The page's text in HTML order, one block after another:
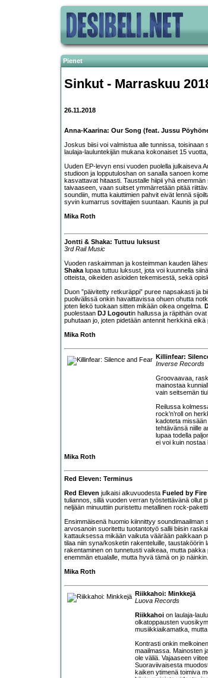
Pienet
Sinkut - Marraskuu
26.11.2018
Anna-Kaarina: Our Song (feat. Jussu
Joskus biisi voi valmistua alle tunnissa,
laulaja-lauluntekijän mukana kokonaiset 15
Uuden EP-levyn ensi vuoden puolella julkaiseva
studioon ja lopputuloshan on sanalla sanoen
kasvattavat hitaasti. Taustalle hiipii yhä
taivaaseen, vaan suitset ymmärretään pitää
soundiin, mutta kaiuttimien pahvit eivät lennä
syvin kumarrus sovittajien suuntaan. Kaunis ja
Mika Roth
Jontti & Shaka: Tuttuu luksust
3rd Rail Music
Vuoden raskaimman ja kosteimman kauden
Shaka lupaa tuttuu luksust, jota voi kuunnella
otteista, oikeiden asioiden tekemisestä, sekä
Duon ”päivitetty retkuräppi” puree napsakasti ja
puolivälissä onkin havaittavissa ohuen ohutta
joten liekö tuokaan sitten mikään oikea ongelma.
puolestaan DJ Logoutin hallussa ja räpithän
puhutaan jo, joten pidetään antennit herkkinä
Mika Roth
Killinfear:
Inverse Records
Groovaavaa,
mainostaa
vain seitsemän
Reilussa
rock’n’roll on
kadoteta
tehtävänsä niille
lupaa todella
ei voi kuin nostaa
Mika Roth
Red Eleven: Terminus
Red Eleven julkaisi alkuvuodesta Fueled by Fire
tuliannos, sillä vuoden verran työstettävänä ollut
neljään minuuttiin puristettu metallinen rock-paketti.
Ensimmäisenä huomio kiinnittyy
arvosanoin suoritettu tuotantotyö sallii biisin
kattauksessa mikään vaikuta väärään paikkaan
tilaa niin syna/kosketin rakenteluille,
rakentaminen on tunnetusti vaikeaa, mutta
enemmän etualalle, mutta hyvä tämä on jo näinkin.
Mika Roth
Riikkahoi: Minkkejä
Luova Records
Riikkahoi on laulaja-
olkatoppausten
musiikkiaikamatka,
Kontrasti onkin
maailmassa. Mainosten
ole väliä. Vajaaseen
Suoraviivaisesta
kaiken ytimenä toimiva